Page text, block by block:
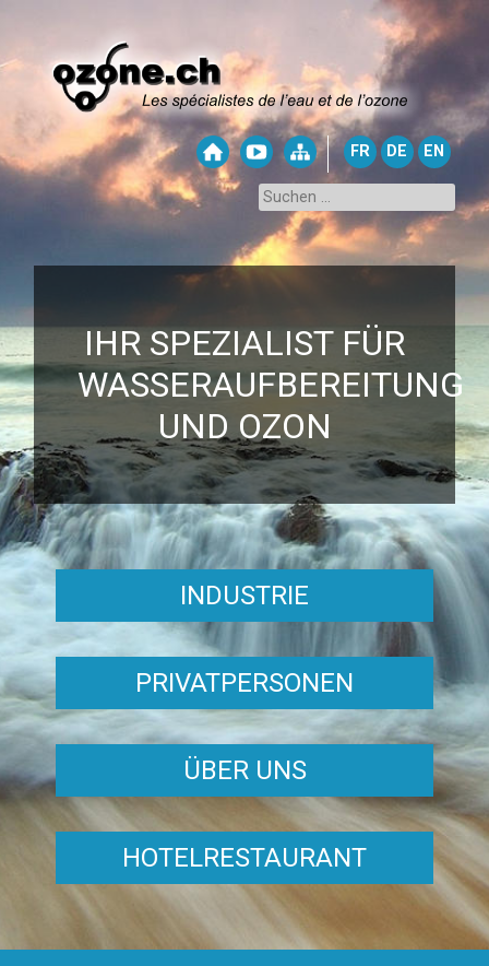
FR DE EN
IHR SPEZIALIST FÜR
WASSERAUFBEREITUNG
UND OZON
INDUSTRIE
PRIVATPERSONEN
ÜBER UNS
HOTELRESTAURANT